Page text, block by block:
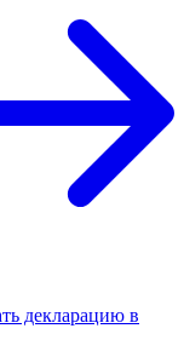
декларацию в